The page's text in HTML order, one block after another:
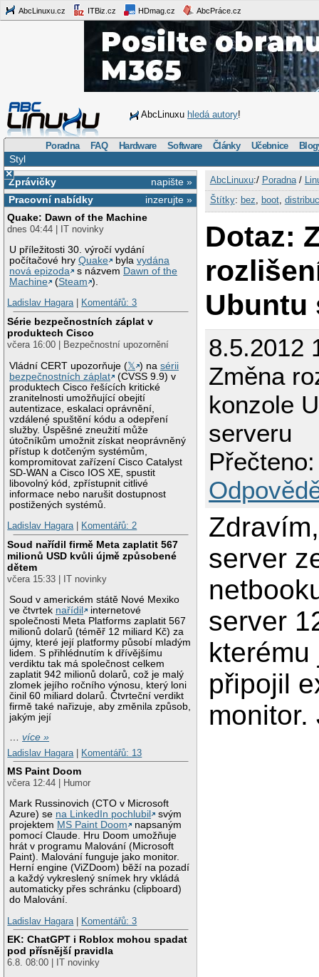
AbcLinuxu.cz ITBiz.cz HDmag.cz AbcPráce.cz
AbcLinuxu hledá autory!
Poradna FAQ Hardware Software Články Učebnice
Styl
×
napište »
Zprávičky
inzerujte »
Pracovní nabídky
Quake: Dawn of the Machine
dnes 04:44 | IT novinky
U příležitosti 30. výročí vydání
počítačové hryQuake bylavydána
nová epizoda
s názvem Dawn of the
Machine
(Steam ).
Ladislav Hagara| Komentářů: 3
Série bezpečnostních záplat v
produktech Cisco
včera 16:00 | Bezpečnostní upozornění
Vládní CERT upozorňuje (𝕏 ) nasérii
bezpečnostních záplat
(CVSS 9.9) v
produktech Cisco řešících kritické
zranitelnosti umožňující obejití
autentizace, eskalaci oprávnění,
vzdálené spuštění kódu a odepření
služby. Úspěšné zneužití může
útočníkům umožnit získat neoprávněný
přístup k dotčeným systémům,
kompromitovat zařízení Cisco Catalyst
SD-WAN a Cisco IOS XE, spustit
libovolný kód, zpřístupnit citlivé
informace nebo narušit dostupnost
postižených systémů.
Ladislav Hagara| Komentářů: 2
Soud nařídil firmě Meta zaplatit 567
milionů USD kvůli újmě způsobené
dětem
včera 15:33 | IT novinky
Soud v americkém státě Nové Mexiko
ve čtvrtek nařídil
internetové
společnosti Meta Platforms zaplatit 567
milionů dolarů (téměř 12 miliard Kč) za
újmy, které její platformy působí mladým
lidem. S přihlédnutím k dřívějšímu
verdiktu tak má společnost celkem
zaplatit 942 milionů dolarů, což je malý
zlomek jejího ročního výnosu, který loni
činil 60 miliard dolarů. Čtvrteční verdikt
firmě také nařizuje, aby změnila způsob,
jakým její
…více »
Ladislav Hagara
Komentářů: 13
MS Paint Doom
včera 12:44 | Humor
Mark Russinovich (CTO v Microsoft
Azure) se na LinkedIn pochlubil
svým
projektem MS Paint Doom
napsaným
pomocí Claude. Hru Doom umožňuje
hrát v programu Malování (Microsoft
Paint). Malování funguje jako monitor.
Herní engine (ViZDoom) běží na pozadí
a každý vykreslený snímek hry vkládá
automaticky přes schránku (clipboard)
do Malování.
Ladislav Hagara
Komentářů: 3
EK: ChatGPT i Roblox mohou spadat
pod přísnější pravidla
6.8. 08:00 | IT novinky
AbcLinuxu:/ Poradna/
Štítky: bez boot,
Dotaz:
Ubuntu
8.5.2012
Změna
konzole
serveru
server
server
kterému
připojil
monitor.